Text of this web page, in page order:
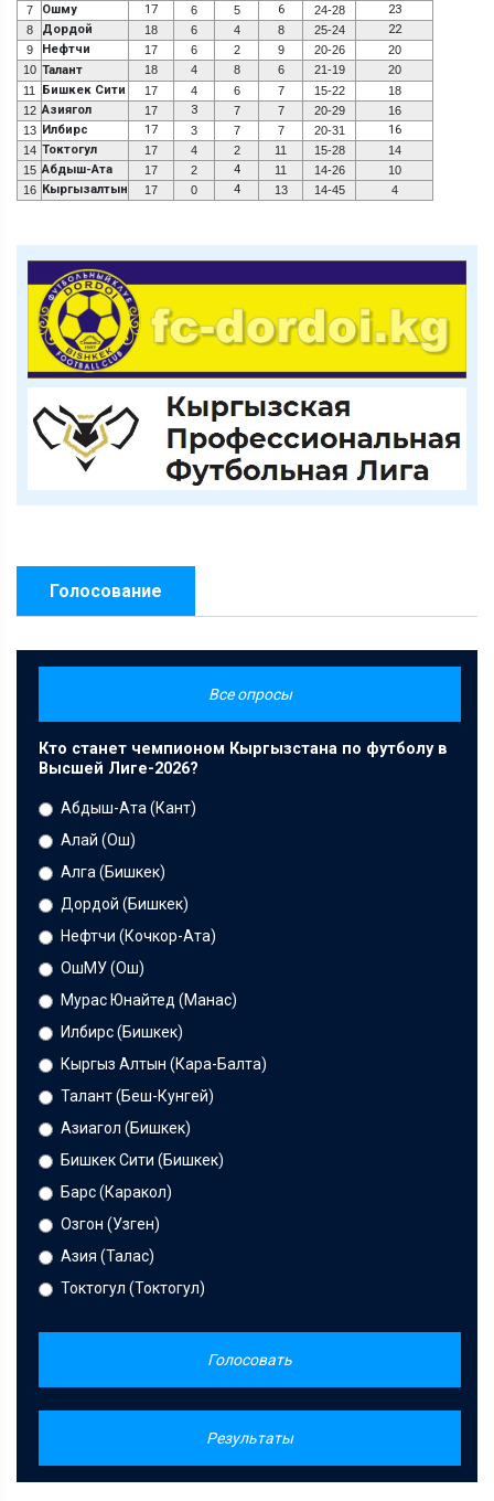
7
Ошму 17 6 5 6 24-28 23
8 Дордой 18 6 4 8 25-24 22
9 Нефтчи 17 6 2 9 20-26
20
10 Талант 18 4 8 6 21-19
20
11
Бишкек Сити 17 4 6 7 15-22
18
12 Азиягол 17 3 7 7 20-29
16
13 Илбирс 17 3 7 7 20-31 16
14 Токтогул 17 4 2 11 15-28
14
15 Абдыш-Ата 17 2 4 11 14-26
10
16 Кыргызалтын 17 0 4 13 14-45 4
Голосование
Все опросы
Кто станет чемпионом Кыргызстана по футболу в
Высшей Лиге-2026?
Абдыш-Ата (Кант)
Алай (Ош)
Алга (Бишкек)
Дордой (Бишкек)
Нефтчи (Кочкор-Ата)
ОшМУ (Ош)
Мурас Юнайтед (Манас)
Илбирс (Бишкек)
Кыргыз Алтын (Кара-Балта)
Талант (Беш-Кунгей)
Азиагол (Бишкек)
Бишкек Сити (Бишкек)
Барс (Каракол)
Озгон (Узген)
Азия (Талас)
Токтогул (Токтогул)
Голосовать
Результаты